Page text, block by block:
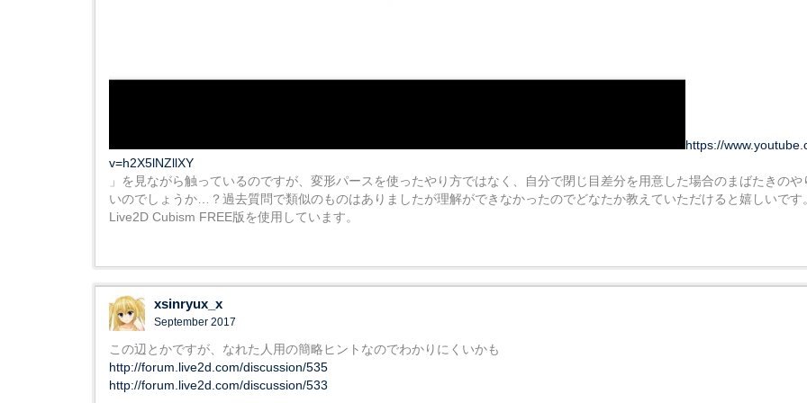
https://
v=h2X5lNZllXY
」を見ながら触っているのですが、変形パースを使ったやり方ではなく、自分で閉じ目差分を用意した場合のまばたきの
いのでしょうか…？過去質問で類似のものはありましたが理解ができなかったのでどなたか教えていただけると嬉しいです
Live2D Cubism FREE版を使用しています。
xsinryux_x
September 2017
この辺とかですが、なれた人用の簡略ヒントなのでわかりにくいかも
http://forum.live2d.com/discussion/535
http://forum.live2d.com/discussion/533